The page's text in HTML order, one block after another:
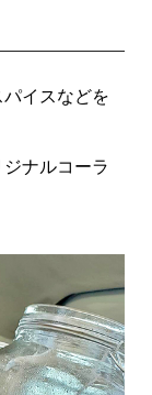
イスなどを
ナルコーラ